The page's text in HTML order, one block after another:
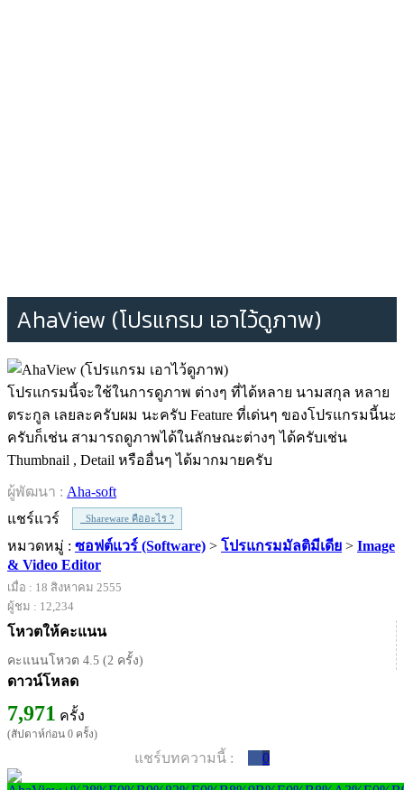
AhaView (โปรแกรม เอาไว้ดูภาพ)
โปรแกรมนี้จะใช้ในการดูภาพ ต่างๆ ที่ได้หลาย นามสกุล หลาย
ตระกูล เลยละครับผม นะครับ Feature ที่เด่นๆ ของโปรแกรมนี้นะ
ครับก็เช่น สามารถดูภาพได้ในลักษณะต่างๆ ได้ครับเช่น
Thumbnail , Detail หรืออื่นๆ ได้มากมายครับ
ผู้พัฒนา : Aha-soft
แชร์แวร์
Shareware คืออะไร ?
หมวดหมู่ : ซอฟต์แวร์ (Software) > โปรแกรมมัลติมีเดีย > Image
& Video Editor
เมื่อ : 18 สิงหาคม 2555
ผู้ชม : 12,234
โหวตให้คะแนน
คะแนนโหวต 4.5 (2 ครั้ง)
ดาวน์โหลด
7,971 ครั้ง
(สัปดาห์ก่อน 0 ครั้ง)
แชร์บทความนี้ : 0